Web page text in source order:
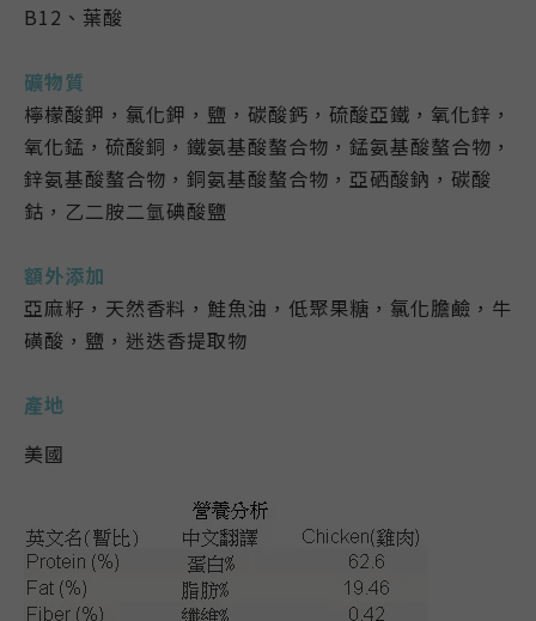
B12、葉酸
礦物質
檸檬酸鉀，氯化鉀，鹽，碳酸鈣，硫酸亞鐵，氧化鋅，
氧化錳，硫酸銅，鐵氨基酸螯合物，錳氨基酸螯合物，
鋅氨基酸螯合物，銅氨基酸螯合物，亞硒酸鈉，碳酸
鈷，乙二胺二氫碘酸鹽
額外添加
亞麻籽，天然香料，鮭魚油，低聚果糖，氯化膽鹼，牛
磺酸，鹽，迷迭香提取物
產地
美國